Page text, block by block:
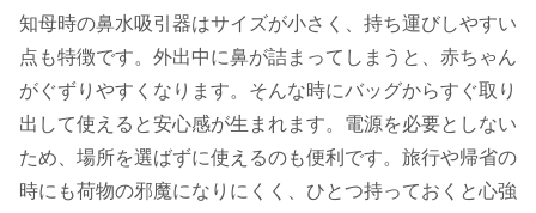
知母時の鼻水吸引器はサイズが小さく、持ち運びしやすい
点も特徴です。外出中に鼻が詰まってしまうと、赤ちゃん
がぐずりやすくなります。そんな時にバッグからすぐ取り
出して使えると安心感が生まれます。電源を必要としない
ため、場所を選ばずに使えるのも便利です。旅行や帰省の
時にも荷物の邪魔になりにくく、ひとつ持っておくと心強